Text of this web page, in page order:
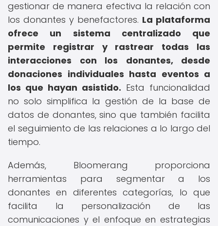
gestionar de manera efectiva la relación con
los donantes y benefactores. La plataforma
ofrece un sistema centralizado que
permite registrar y rastrear todas las
interacciones con los donantes, desde
donaciones individuales hasta eventos a
los que hayan asistido. Esta funcionalidad
no solo simplifica la gestión de la base de
datos de donantes, sino que también facilita
el seguimiento de las relaciones a lo largo del
tiempo.
Además, Bloomerang proporciona
herramientas para segmentar a los
donantes en diferentes categorías, lo que
facilita la personalización de las
comunicaciones y el enfoque en estrategias